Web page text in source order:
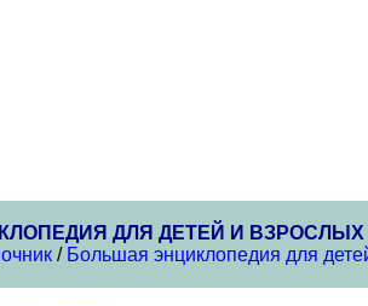
ДЛЯ ДЕТЕЙ И ВЗРОСЛЫХ
/ Большая энциклопедия для